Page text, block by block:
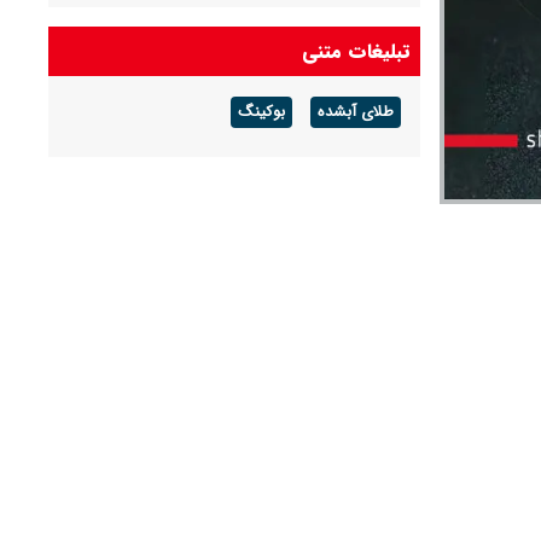
قظعی گاز بجنورد ۱۴ ساعته خواهد بود
شرکت گاز مازندران هشدار داد: برای زمستان آماده
شوید
تبلیغات متنی
طلای آبشده بوکینگ